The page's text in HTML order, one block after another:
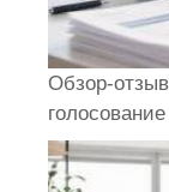
Обзор-
голосование